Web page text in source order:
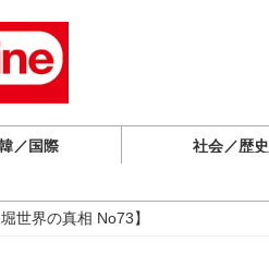
／国際 社会／歴史
世界の真相 No73】